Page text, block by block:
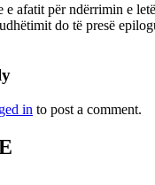
e afatit për ndërrimin e
do të presë
in to post a comment.